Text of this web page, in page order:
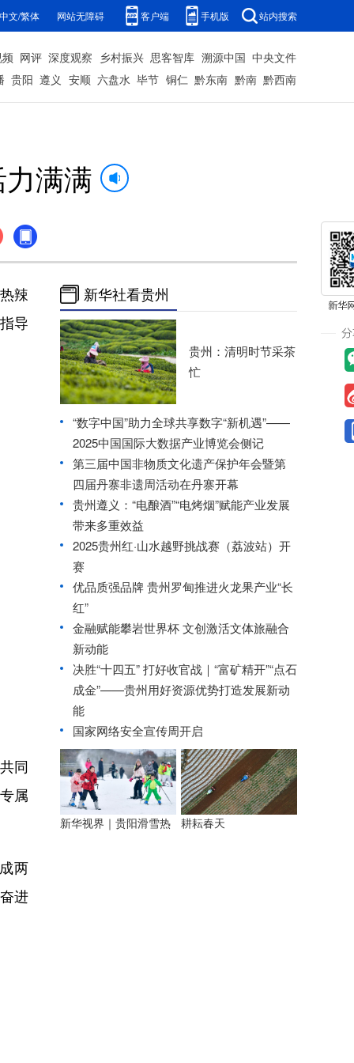
中文/繁体 网站无障碍 客户端 手机版 站内搜索
网评 深度观察 乡村振兴 思客智库 溯源中国 中央文件
贵阳 遵义 安顺 六盘水 毕节 铜仁 黔东南 黔南 黔西南
满满
辣
导
同
属
两
进
新华社看贵州
贵州：清明时节采茶
忙
“数字中国”助力全球共享数字“新机遇”——
2025中国国际大数据产业博览会侧记
第三届中国非物质文化遗产保护年会暨第
四届丹寨非遗周活动在丹寨开幕
贵州遵义：“电酿酒”“电烤烟”赋能产业发展
带来多重效益
2025贵州红·山水越野挑战赛（荔波站）开
赛
优品质强品牌 贵州罗甸推进火龙果产业“长
红”
金融赋能攀岩世界杯 文创激活文体旅融合
新动能
决胜“十四五” 打好收官战｜“富矿精开”“点石
成金”——贵州用好资源优势打造发展新动
能
国家网络安全宣传周开启
新华视界｜贵阳滑雪热 耕耘春天